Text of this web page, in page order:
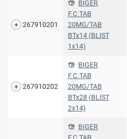
267910201
BIGER
F.C.TAB
20MG/TAB
BTx14 (BLIST
1x14)
267910202
BIGER
F.C.TAB
20MG/TAB
BTx28 (BLIST
2x14)
BIGER